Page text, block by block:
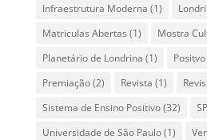
Infraestrutura Moderna (1)
Matriculas Abertas (1) Mostra
Planetário de Londrina (1)
Premiação(2) Revista (1)
Sistema de Ensino Positivo(32)
Universidade de São Paulo(1)